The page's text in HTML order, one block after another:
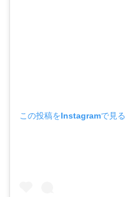
この投稿をInstagramで見る